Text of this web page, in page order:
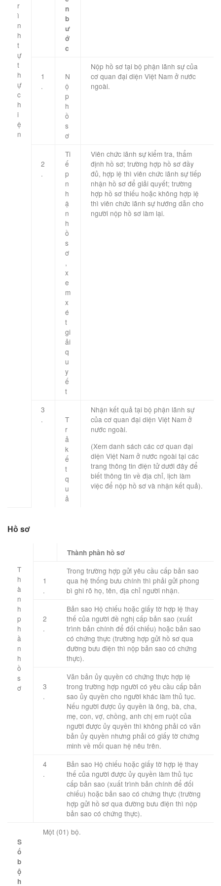
r
ì
n
h
t
ự
t
h
ự
c
h
i
ệ
n
n
b
ư
ớ
c
1
.
N
ộ
p
h
ồ
s
ơ
​Nộp hồ sơ tại bộ phận lãnh sự của
cơ quan đại diện Việt Nam ở nước
ngoài.
2
.
Ti
ế
p
n
h
ậ
n
h
ồ
s
ơ
,
x
e
m
x
é
t
gi
ải
q
u
y
ế
t
Viên chức lãnh sự kiểm tra, thẩm
định hồ sơ; trường hợp hồ sơ đầy
đủ, hợp lệ thì viên chức lãnh sự tiếp
nhận hồ sơ để giải quyết; trường
hợp hồ sơ thiếu hoặc không hợp lệ
thì viên chức lãnh sự hướng dẫn cho
người nộp hồ sơ làm lại.
3
.
T
r
ả
k
ế
t
q
u
ả
Nhận kết quả tại bộ phận lãnh sự
của cơ quan đại diện Việt Nam ở
nước ngoài.
(Xem danh sách các cơ quan đại
diện Việt Nam ở nước ngoài tại các
trang thông tin điện tử dưới đây để
biết thông tin về địa chỉ, lịch làm
việc để nộp hồ sơ và nhận kết quả).
Hồ sơ
T
h
à
n
h
p
h
ầ
n
h
ồ
s
ơ ​
​Thành phần hồ sơ
1
.
Trong trường hợp gửi yêu cầu cấp bản sao
qua hệ thống bưu chính thì phải gửi phong
bì ghi rõ họ, tên, địa chỉ người nhận.
2
.
Bản sao Hộ chiếu hoặc giấy tờ hợp lệ thay
thế của người đề nghị cấp bản sao (xuất
trình bản chính để đối chiếu) hoặc bản sao
có chứng thực (trường hợp gửi hồ sơ qua
đường bưu điện thì nộp bản sao có chứng
thực).
3
.
Văn bản ủy quyền có chứng thực hợp lệ
trong trường hợp người có yêu cầu cấp bản
sao ủy quyền cho người khác làm thủ tục.
Nếu người được ủy quyền là ông, bà, cha,
mẹ, con, vợ, chồng, anh chị em ruột của
người được ủy quyền thì không phải có văn
bản ủy quyền nhưng phải có giấy tờ chứng
minh về mối quan hệ nêu trên.
4
.​
​Bản sao Hộ chiếu hoặc giấy tờ hợp lệ thay
thế của người được ủy quyền làm thủ tục
cấp bản sao (xuất trình bản chính để đối
chiếu) hoặc bản sao có chứng thực (trường
hợp gửi hồ sơ qua đường bưu điện thì nộp
bản sao có chứng thực).
S
ố
b
ộ
h
Một (01) bộ.